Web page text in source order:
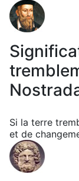
Si la terre
et de